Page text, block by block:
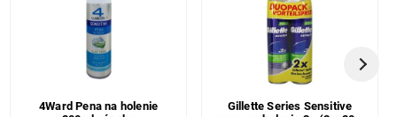
4Ward Pena na holenie
Gillette Series Sensitive